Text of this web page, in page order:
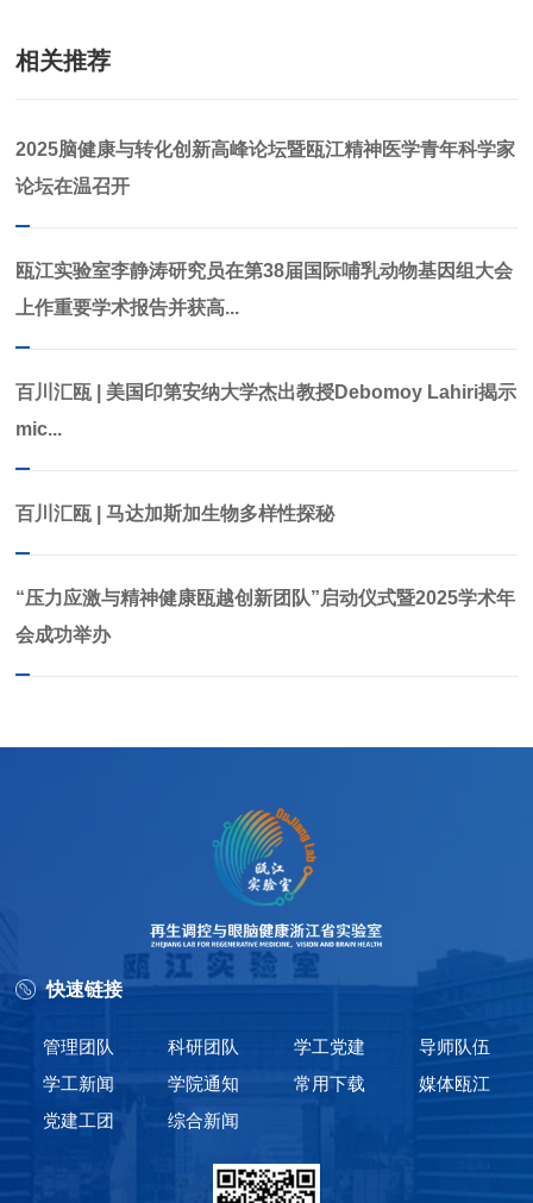
相关推荐
2025脑健康与转化创新高峰论坛暨瓯江精神医学青年科学家
论坛在温‌召开
瓯江实验室李静涛研究员在第38届国际哺乳动物基因组大会
上作重要学术报告并获高...
百川汇瓯 | 美国印第安纳大学杰出教授Debomoy Lahiri揭示
mic...
百川汇瓯 | 马达加斯加生物多样性探秘
“压力应激与精神健康瓯越创新团队”启动仪式暨2025学术年
会成功举办
快速链接
管理团队 科研团队 学工党建
导师队伍
学工新闻
学院通知 常用下载
媒体瓯江
党建工团
综合新闻